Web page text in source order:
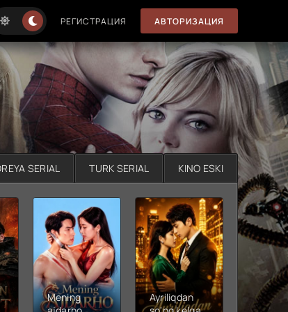
РЕГИСТРАЦИЯ АВТОРИЗАЦИЯ
SERIAL TURK SERIAL KINO ESKI
Mening
Ayriliqdan